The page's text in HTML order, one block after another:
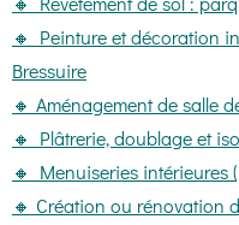
🔸 Peinture et décoration
Bressuire
🔸 Aménagement de salle
🔸 Plâtrerie, doublage et
🔸 Menuiseries intérieures
🔸 Création ou rénovation